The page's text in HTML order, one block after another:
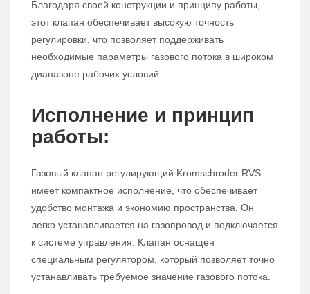
Благодаря своей конструкции и принципу работы,
этот клапан обеспечивает высокую точность
регулировки, что позволяет поддерживать
необходимые параметры газового потока в широком
диапазоне рабочих условий.
Исполнение и принцип
работы:
Газовый клапан регулирующий Kromschroder RVS
имеет компактное исполнение, что обеспечивает
удобство монтажа и экономию пространства. Он
легко устанавливается на газопровод и подключается
к системе управления. Клапан оснащен
специальным регулятором, который позволяет точно
устанавливать требуемое значение газового потока.